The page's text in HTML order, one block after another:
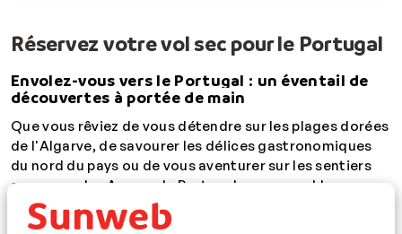
Réservez votre vol sec pour le Portugal
Envolez-vous vers le Portugal : un éventail de
découvertes à portée de main
Que vous rêviez de vous détendre sur les plages dorées
de l'Algarve, de savourer les délices gastronomiques
du nord du pays ou de vous aventurer sur les sentiers
sauvages des Açores, le Portugal saura combler vos
envies. Un simple billet d'avion pour
destination vous ouvre les portes d'un univers